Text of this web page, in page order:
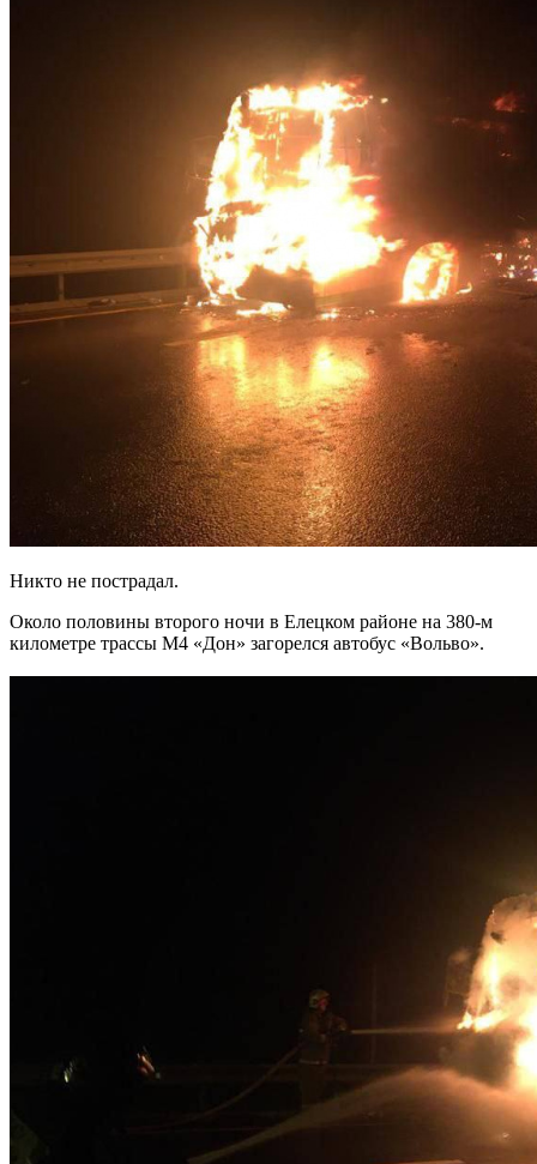
Никто не пострадал.
Около половины второго ночи в Елецком районе на 380-м
километре трассы М4 «Дон» загорелся автобус «Вольво».